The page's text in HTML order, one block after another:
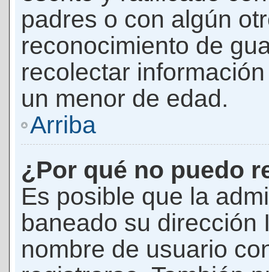
padres o con algún
reconocimiento de
recolectar
un menor de edad.
Arriba
¿Por qué no puedo
Es posible que la
baneado su dirección
nombre de usuario